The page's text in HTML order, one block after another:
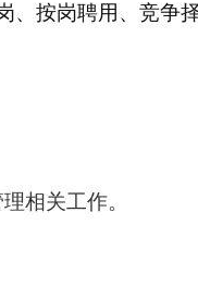
按岗聘用、竞争
相关工作。